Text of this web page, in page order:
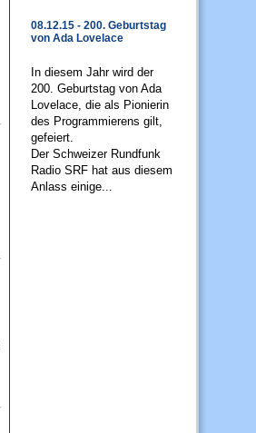
08.12.15 - 200. Geburtstag
von Ada Lovelace
In diesem Jahr wird der
200. Geburtstag von Ada
Lovelace, die als Pionierin
des Programmierens gilt,
gefeiert.
Der Schweizer Rundfunk
Radio SRF hat aus diesem
Anlass einige...